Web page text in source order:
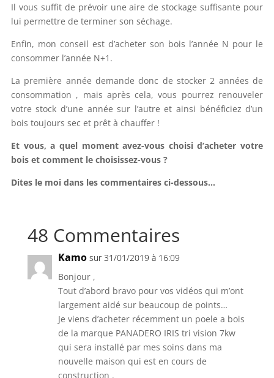
Il vous suffit de prévoir une aire de stockage suffisante pour
lui permettre de terminer son séchage.
Enfin, mon conseil est d’acheter son bois l’année N pour le
consommer l’année N+1.
La première année demande donc de stocker 2 années de
consommation , mais après cela, vous pourrez renouveler
votre stock d’une année sur l’autre et ainsi bénéficiez d’un
bois toujours sec et prêt à chauffer !
Et vous, a quel moment avez-vous choisi d’acheter votre
bois et comment le choisissez-vous ?
Dites le moi dans les commentaires ci-dessous…
48 Commentaires
Kamo sur 31/01/2019 à 16:09
Bonjour ,
Tout d’abord bravo pour vos vidéos qui m’ont
largement aidé sur beaucoup de points…
Je viens d’acheter récemment un poele a bois
de la marque PANADERO IRIS tri vision 7kw
qui sera installé par mes soins dans ma
nouvelle maison qui est en cours de
construction .